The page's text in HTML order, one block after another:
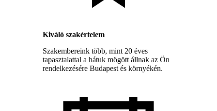
Kiváló szakértelem
Szakembereink több, mint 20 éves
tapasztalattal a hátuk mögött állnak az Ön
rendelkezésére Budapest és környékén.